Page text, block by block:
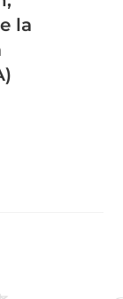
la